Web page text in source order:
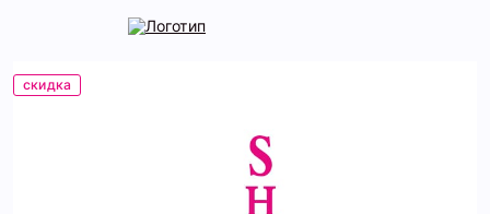
скидка